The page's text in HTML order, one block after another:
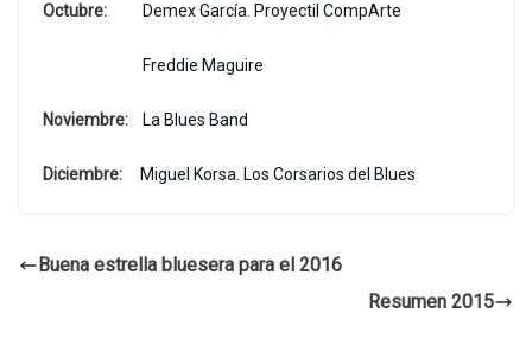
Octubre: Demex García. Proyectil CompArte
Freddie Maguire
Noviembre: La Blues Band
Diciembre: Miguel Korsa. Los Corsarios del Blues
Buena estrella bluesera para el 2016
Resumen 2015